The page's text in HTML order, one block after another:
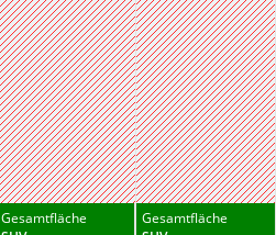
Gesamtfläche
Gesamtfläche